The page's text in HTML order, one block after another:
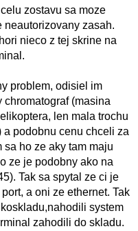
zostavu sa moze
neautorizovany zasah.
nieco z tej skrine na
problem, odisiel im
(masina
len mala trochu
a podobnu cenu chceli za
sa ho ze aky tam maju
ze je podobny ako na
Tak sa spytal ze ci je
a oni ze ethernet. Tak
system
zahodili do skladu.